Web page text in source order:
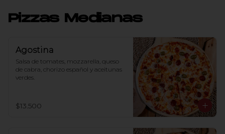
Pizzas Medianas
Agostina
Salsa de tomates, mozzarella, queso
de cabra, chorizo español y aceitunas
verdes.
$13.500